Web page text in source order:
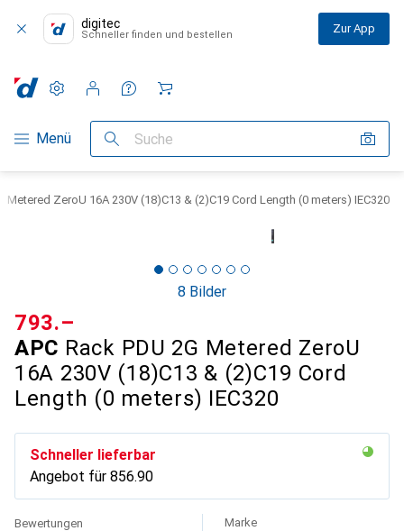
digitec
Schneller finden und bestellen Zur App
Navigation nach Kategorien
Menü Suche
Einstellungen
Kundenkonto
Vergleichslisten
Merklisten
Warenkorb
Metered ZeroU 16A 230V (18)C13 & (2)C19 Cord Length (0 meters) IEC320
8 Bilder
APC Rack PDU 2G Metered ZeroU
16A 230V (18)C13 & (2)C19 Cord
Length (0 meters) IEC320
CHF
793.–
Schneller lieferbar
Angebot für CHF
856.90
Bewertungen Marke